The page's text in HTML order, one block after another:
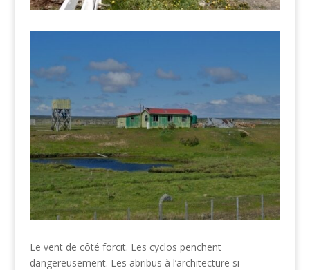
Le vent de côté forcit. Les cyclos penchent
dangereusement. Les abribus à l’architecture si